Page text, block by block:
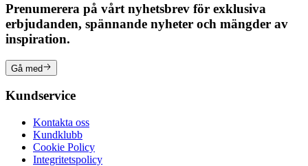
Prenumerera på vårt nyhetsbrev för exklusiva
erbjudanden, spännande nyheter och mängder av
inspiration.
Gå med
Kundservice
Kontakta oss
Kundklubb
Cookie Policy
Integritetspolicy